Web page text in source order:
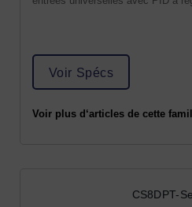
Voir Spécs
Voir plus d‘articles de cette
CS8DPT-